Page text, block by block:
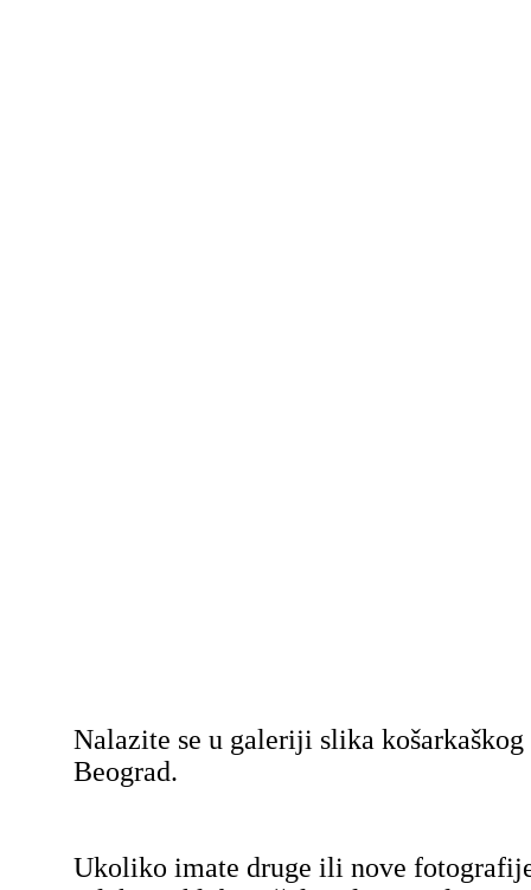
Nalazite se u galeriji slika
Beograd.
Ukoliko imate druge ili nove